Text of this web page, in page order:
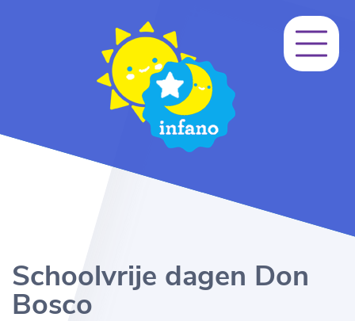
Schoolvrije dagen Don
Bosco